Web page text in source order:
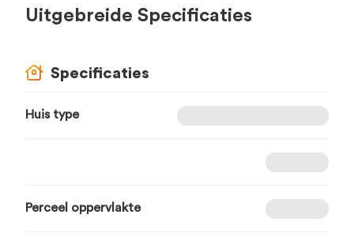
Uitgebreide Specificaties
Specificaties
Huis type
Perceel oppervlakte